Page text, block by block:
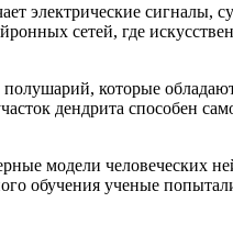
электрические сигналы,
сетей, где
которые
дендрита способен
модели человеческих
обучения ученые